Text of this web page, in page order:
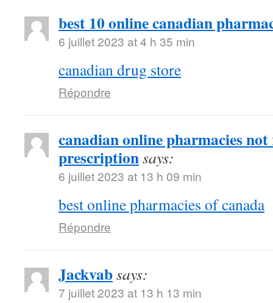
best 10 online canadian
6 juillet 2023 at 4 h 35 min
canadian drug store
Répondre
canadian online pharmacies
prescriptionsays:
6 juillet 2023 at 13 h 09 min
best online pharmacies of canada
Répondre
Jackvabsays:
7 juillet 2023 at 13 h 13 min